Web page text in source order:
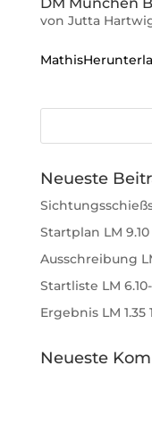
von Jutta
Neueste
Startplan LM
Ausschreibung
Startliste LM
Ergebnis LM
Neueste